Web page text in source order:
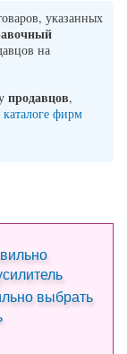
указанных
на
продавцов,
каталоге фирм
выбрать